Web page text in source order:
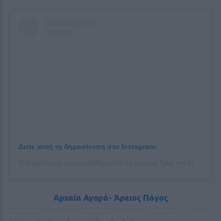
Δείτε αυτή τη δημοσίευση στο Instagram.
Αρχαία Αγορά- Άρειος Πάγος